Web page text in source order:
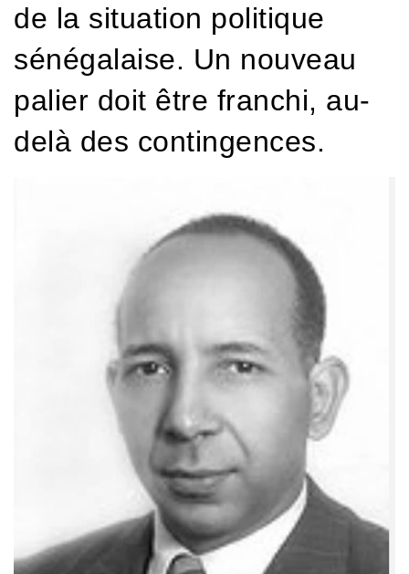
de la situation politique
sénégalaise. Un nouveau
palier doit être franchi, au-
delà des contingences.